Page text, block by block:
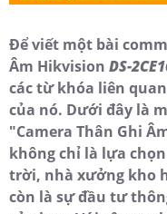
Để viết một bài
Âm Hikvision DS-
các từ khóa liên
của nó. Dưới đây là
"Camera Thân Ghi
không chỉ là lựa
trời, nhà xưởng kho
còn là sự đầu tư